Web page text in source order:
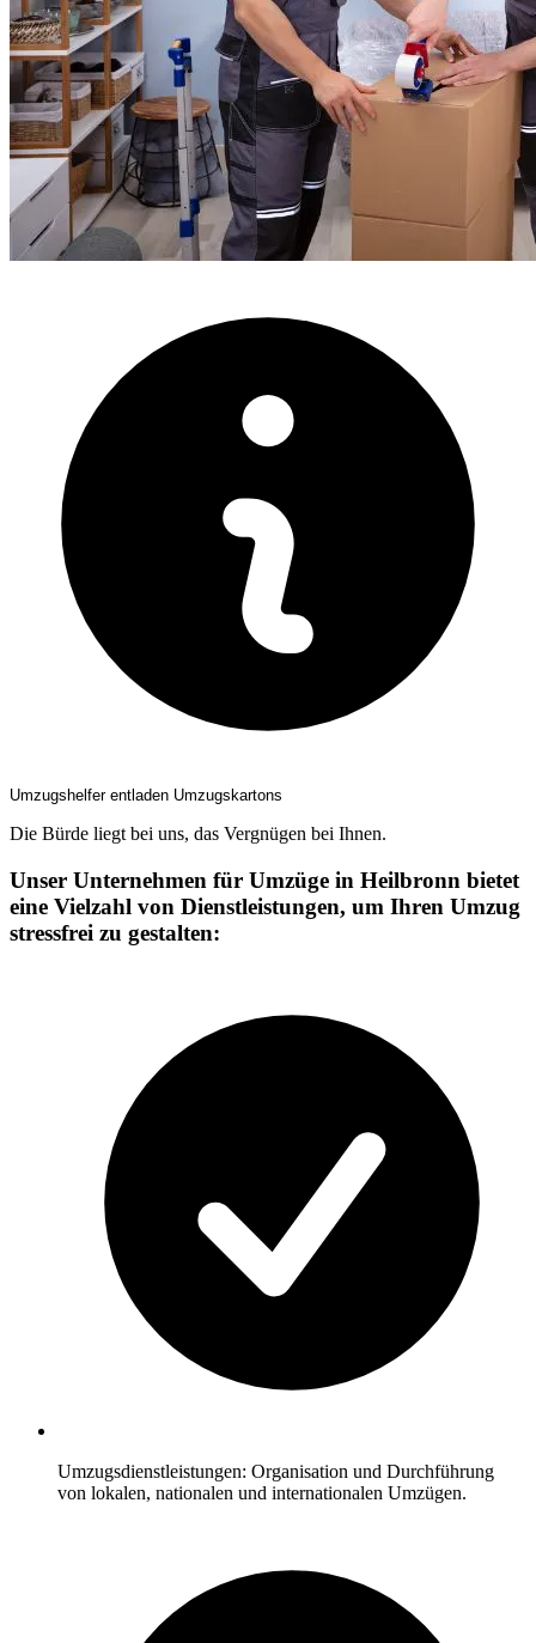
Umzugshelfer entladen Umzugskartons
Die Bürde liegt bei uns, das Vergnügen bei Ihnen.
Unser Unternehmen für Umzüge in Heilbronn bietet
eine Vielzahl von Dienstleistungen, um Ihren Umzug
stressfrei zu gestalten:
Umzugsdienstleistungen: Organisation und Durchführung
von lokalen, nationalen und internationalen Umzügen.